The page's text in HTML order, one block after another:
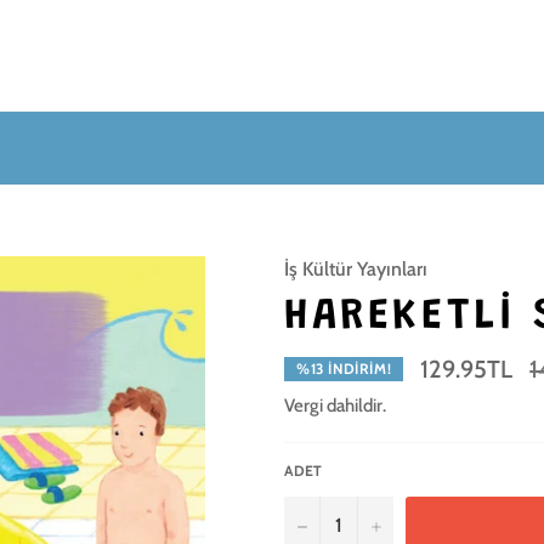
İş Kültür Yayınları
HAREKETLI
%13 İNDIRIM! 129.95TL
Vergi dahildir.
ADET
− +